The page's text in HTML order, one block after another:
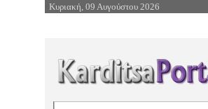
Επιστροφή στην Πλοήγηση
Κυριακή, 09 Αυγούστου 2026